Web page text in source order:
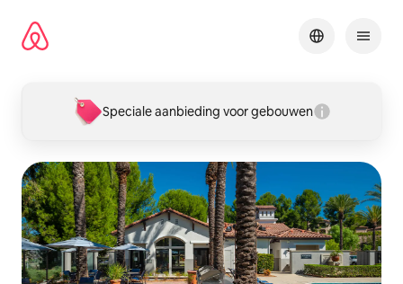
direct
naar
Speciale aanbieding voor gebouwen